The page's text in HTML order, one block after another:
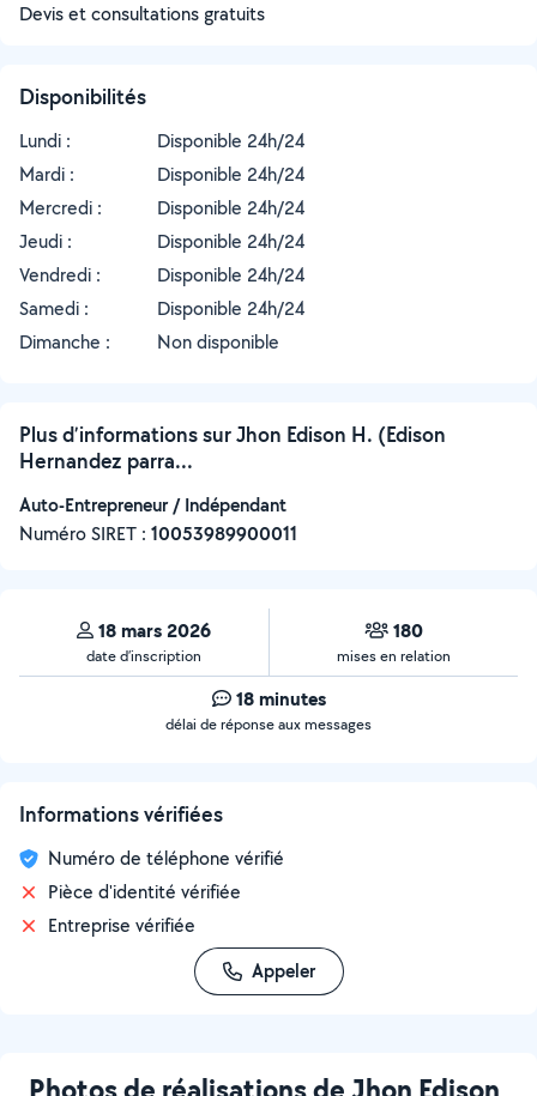
Devis et consultations gratuits
Disponibilités
Lundi :
Disponible 24h/24
Mardi :
Disponible 24h/24
Mercredi :
Disponible 24h/24
Jeudi :
Disponible 24h/24
Vendredi :
Disponible 24h/24
Samedi :
Disponible 24h/24
Dimanche :
Non disponible
Plus d’informations sur Jhon Edison H. (Edison
Hernandez parra...
Auto-Entrepreneur / Indépendant
Numéro SIRET : ‍10053989900011
18 mars 2026
date d’inscription
180
mises en relation
18 minutes
délai de réponse aux messages
Informations vérifiées
Numéro de téléphone vérifié
Pièce d'identité vérifiée
Entreprise vérifiée
Appeler